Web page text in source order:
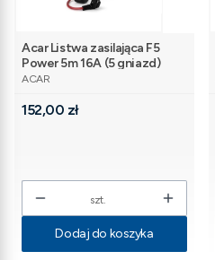
Acar Listwa zasilająca F5
Power 5m 16A (5 gniazd)
czarna
PRODUCENT
ACAR
Cena
152,00 zł
szt.
Dodaj do koszyka